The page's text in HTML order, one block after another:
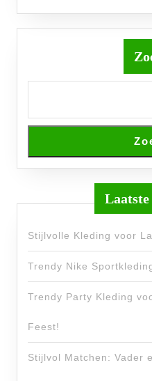
Stijlvolle Kleding voor
Trendy Nike
Trendy Party Kleding
Feest!
Stijlvol Matchen: Vader